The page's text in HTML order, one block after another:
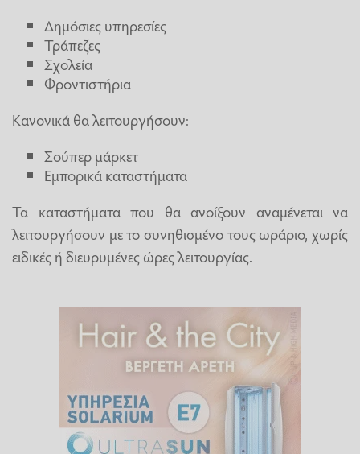
Δημόσιες υπηρεσίες
Τράπεζες
Σχολεία
Φροντιστήρια
Κανονικά θα λειτουργήσουν:
Σούπερ μάρκετ
Εμπορικά καταστήματα
Τα καταστήματα που θα ανοίξουν αναμένεται να
λειτουργήσουν με το συνηθισμένο τους ωράριο, χωρίς
ειδικές ή διευρυμένες ώρες λειτουργίας.